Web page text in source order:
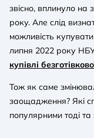
звісно, вплинуло на
року. Але слід
можливість
липня 2022 року
купівлі
Тож як саме
заощадження? Які
популярними тоді